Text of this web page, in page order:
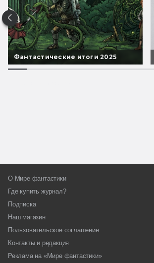
Фантастические итоги 2025
О Мире фантастики
Где купить журнал?
Подписка
Наш магазин
Пользовательское соглашение
Контакты и редакция
Реклама на «Мире фантастики»